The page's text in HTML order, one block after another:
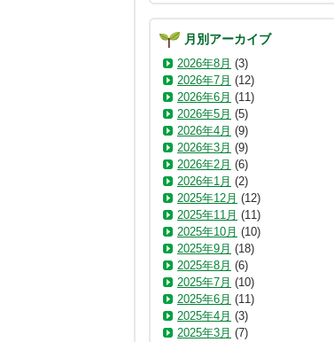
月別アーカイブ
2026年8月 (3)
2026年7月 (12)
2026年6月 (11)
2026年5月 (5)
2026年4月 (9)
2026年3月 (9)
2026年2月 (6)
2026年1月 (2)
2025年12月 (12)
2025年11月 (11)
2025年10月 (10)
2025年9月 (18)
2025年8月 (6)
2025年7月 (10)
2025年6月 (11)
2025年4月 (3)
2025年3月 (7)